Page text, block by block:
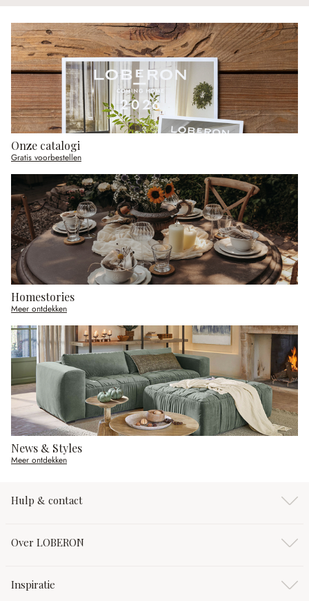
Onze catalogi
Gratis voorbestellen
Homestories
Meer ontdekken
News & Styles
Meer ontdekken
Hulp & contact
Over LOBERON
Inspiratie